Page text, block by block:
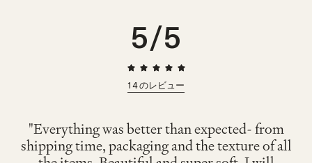
26cm
5/5
14のレビュー
"Everything was better than expected- from
shipping time, packaging and the texture of all